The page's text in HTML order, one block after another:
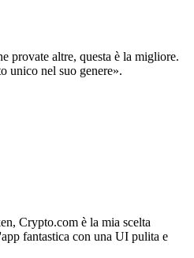
provate altre, questa è la migliore.
unico nel suo genere».
Crypto.com è la mia scelta
fantastica con una UI pulita e